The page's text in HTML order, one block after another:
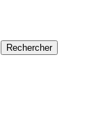
Rechercher